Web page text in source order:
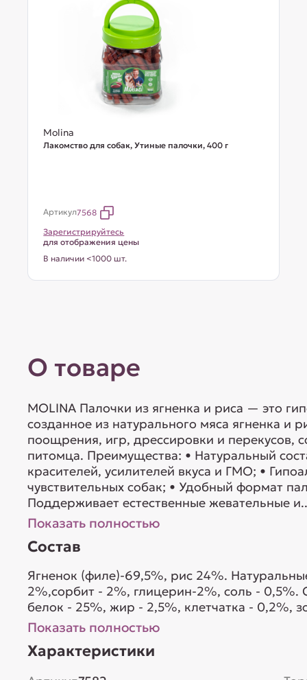
Molina
Лакомство для собак, Утиные палочки, 400 г
Артикул7568
Зарегистрируйтесь
для отображения цены
В наличии <1000 шт.
О товаре
MOLINA Палочки из ягненка и риса — это
созданное из натурального мяса ягненка и
поощрения, игр, дрессировки и перекусов,
питомца. Преимущества: • Натуральный
красителей, усилителей вкуса и ГМО; •
чувствительных собак; • Удобный формат
Поддерживает естественные жевательные
Показать полностью
Состав
Ягненок (филе)-69,5%, рис 24%.
2%,сорбит - 2%, глицерин-2%, соль - 0,5%.
белок - 25%, жир - 2,5%, клетчатка - 0,2%,
Энергетическая ценность на 100 г: 305
индейки, утки,...
Показать полностью
Характеристики